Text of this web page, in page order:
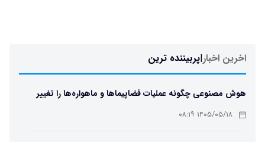
اخرین اخبار|پربیننده ترین
هوش مصنوعی چگونه عملیات فضاپیماها و ماهواره‌ها را تغییر
می‌دهد؟
۱۴۰۵/۰۵/۱۸ ۰۸:۱۹